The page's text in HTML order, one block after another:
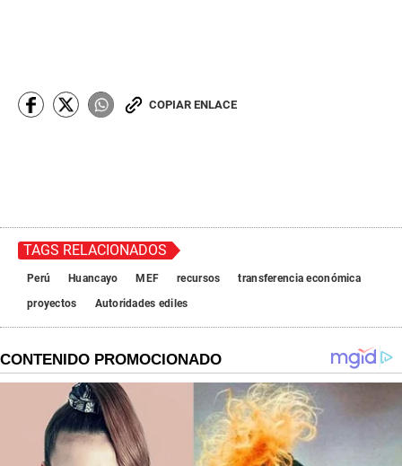
COPIAR ENLACE
TAGS RELACIONADOS
Perú Huancayo MEF recursos
transferencia económica
proyectos
Autoridades ediles